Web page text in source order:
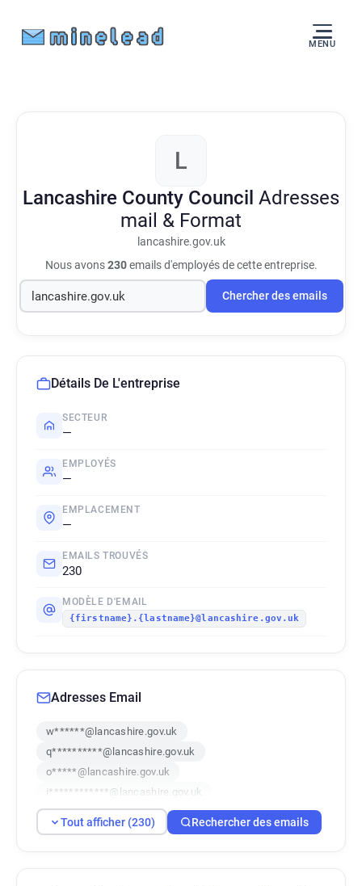
MENU
L
Lancashire County Council Adresses
mail & Format
lancashire.gov.uk
Nous avons230emails d'employés de cette entreprise.
Chercher des emails
Détails De L'entreprise
SECTEUR
—
EMPLOYÉS
—
EMPLACEMENT
—
EMAILS TROUVÉS
230
MODÈLE D'EMAIL
{firstname}.{lastname}@lancashire.gov.uk
Adresses Email
w******@lancashire.gov.uk
q**********@lancashire.gov.uk
o*****@lancashire.gov.uk
i************@lancashire.gov.uk
a**********@lancashire.gov.uk
o*******@lancashire.gov.uk
Tout afficher (230) Rechercher des emails